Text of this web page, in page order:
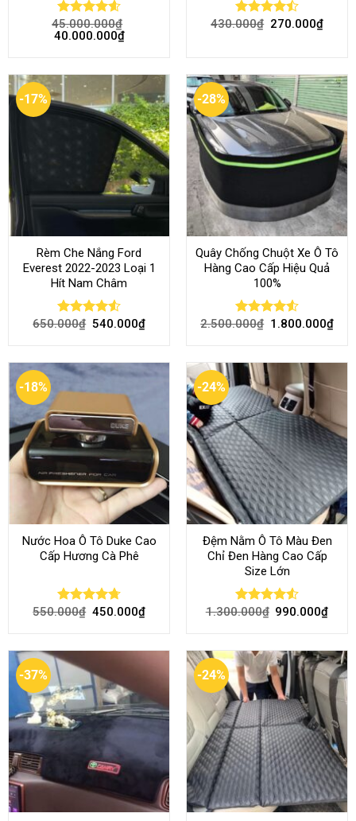
Rated4.58
out of 5
45.000.000₫
40.000.000₫
Rated
430.000₫ 270.000₫
-17%
Rèm Che Nắng Ford
Everest 2022-2023 Loại 1
Hít Nam Châm
Rated4.51
650.000₫ 540.000₫
-28%
Quây Chống Chuột Xe Ô Tô
Hàng Cao Cấp Hiệu Quả
100%
Rated 4.51
2.500.000₫ 1.800.000₫
-18%
Nước Hoa Ô Tô Duke Cao
Cấp Hương Cà Phê
Rated4.70
550.000₫ 450.000₫
-24%
Đệm Nằm Ô Tô Màu Đen
Chỉ Đen Hàng Cao Cấp
Size Lớn
Rated 4.54
1.300.000₫ 990.000₫
-37% -24%